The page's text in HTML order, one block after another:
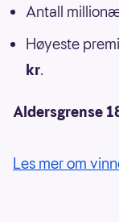
Antall
Høyeste
kr.
Aldersgrense
Les mer om